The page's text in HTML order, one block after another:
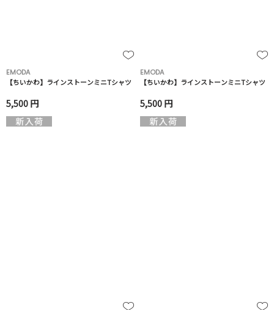
EMODA
【ちいかわ】ラインストーンミニTシャツ
5,500 円
EMODA
【ちいかわ】ラインストーンミニTシャツ
5,500 円